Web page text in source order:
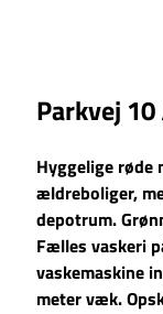
Parkvej
Hyggelige
ældreboliger,
depotrum.
Fælles vaskeri
vaskemaskine
meter væk.